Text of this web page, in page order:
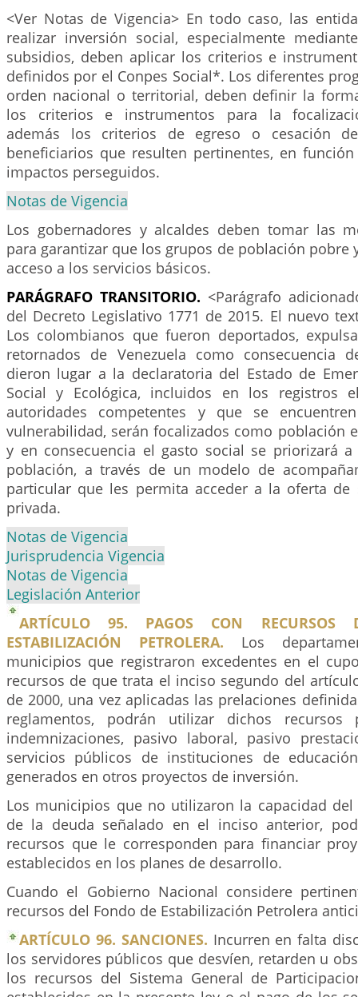
<Ver Notas de Vigencia> En todo caso, las
realizar inversión social, especialmente
subsidios, deben aplicar los criterios e
definidos por el Conpes Social*. Los diferentes
orden nacional o territorial, deben definir la
los criterios e instrumentos para la
además los criterios de egreso o cesación
beneficiarios que resulten pertinentes, en
impactos perseguidos.
Notas de Vigencia
Los gobernadores y alcaldes deben tomar las
para garantizar que los grupos de población pobre
acceso a los servicios básicos.
PARÁGRAFO TRANSITORIO. <Parágrafo
del Decreto Legislativo 1771 de 2015. El nuevo
Los colombianos que fueron deportados,
retornados de Venezuela como consecuencia
dieron lugar a la declaratoria del Estado de
Social y Ecológica, incluidos en los registros
autoridades competentes y que se
vulnerabilidad, serán focalizados como población
y en consecuencia el gasto social se priorizará
población, a través de un modelo de
particular que les permita acceder a la oferta de
privada.
Notas de Vigencia
Jurisprudencia Vigencia
Notas de Vigencia
Legislación Anterior
ARTÍCULO 95. PAGOS CON RECURSOS
ESTABILIZACIÓN PETROLERA. Los
municipios que registraron excedentes en el
recursos de que trata el inciso segundo del
de 2000, una vez aplicadas las prelaciones
reglamentos, podrán utilizar dichos
indemnizaciones, pasivo laboral, pasivo
servicios públicos de instituciones de
generados en otros proyectos de inversión.
Los municipios que no utilizaron la capacidad
de la deuda señalado en el inciso anterior,
recursos que le corresponden para financiar
establecidos en los planes de desarrollo.
Cuando el Gobierno Nacional considere
recursos del Fondo de Estabilización Petrolera
ARTÍCULO 96. SANCIONES. Incurren en falta
los servidores públicos que desvíen, retarden u
los recursos del Sistema General de